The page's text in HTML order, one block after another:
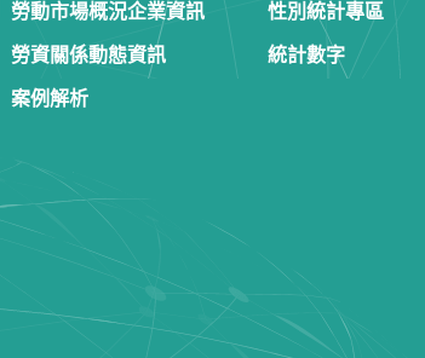
勞動市場概況企業資訊
勞資關係動態資訊
案例解析
性別統計專區
統計數字